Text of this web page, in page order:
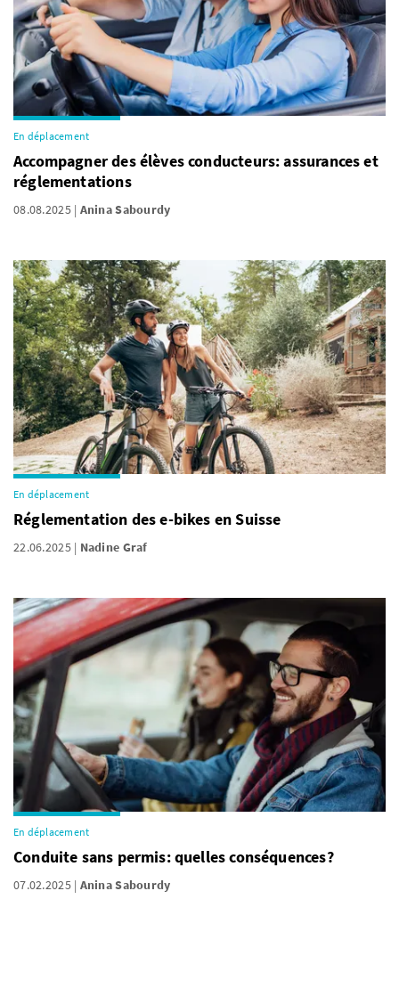
En déplacement
Accompagner des élèves conducteurs: assurances et
réglementations
08.08.2025 Anina Sabourdy
En déplacement
Réglementation des e-bikes en Suisse
22.06.2025 Nadine Graf
En déplacement
Conduite sans permis: quelles conséquences?
07.02.2025 Anina Sabourdy